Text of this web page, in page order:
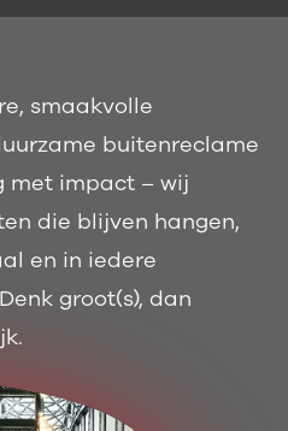
smaakvolle
buitenreclame
met impact – wij
die blijven hangen,
en in iedere
groot(s), dan